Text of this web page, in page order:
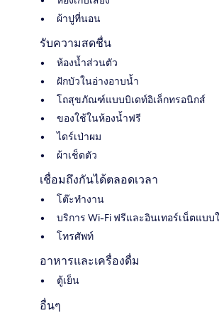
ผ้าปูที่นอน
รับความสดชื่น
ห้องน้ำส่วนตัว
ฝักบัวในอ่างอาบน้ำ
โถสุขภัณฑ์แบบบิเดท์อิเล็กทรอนิกส์
ของใช้ในห้องน้ำฟรี
ไดร์เป่าผม
ผ้าเช็ดตัว
เชื่อมถึงกันได้ตลอดเวลา
โต๊ะทำงาน
บริการ Wi-Fi ฟรีและอินเทอร์เน็ตแบบ
โทรศัพท์
อาหารและเครื่องดื่ม
ตู้เย็น
อื่นๆ